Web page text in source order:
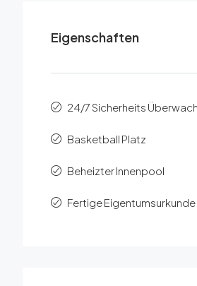
Eigenschaften
24/7 Sicherheits
Basketball Platz
Beheizter Innenpool
Fertige Eigentumsurkunde